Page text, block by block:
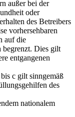
außer bei der
oder
des Betreibers
vorhersehbaren
auf die
begrenzt. Dies gilt
entgangenen
c gilt sinngemäß
des
nationalem